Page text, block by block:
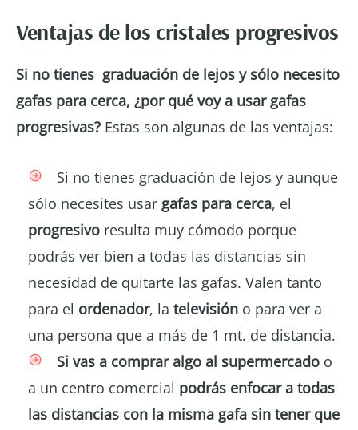
Ventajas de los cristales progresivos
Si no tienes graduación de lejos y sólo necesito
gafas para cerca, ¿por qué voy a usar gafas
progresivas? Estas son algunas de las ventajas:
Si no tienes graduación de lejos y aunque
sólo necesites usar gafas para cerca, el
progresivo resulta muy cómodo porque
podrás ver bien a todas las distancias sin
necesidad de quitarte las gafas. Valen tanto
para el ordenador, la televisión o para ver a
una persona que a más de 1 mt. de distancia.
Si vas a comprar algo al supermercado o
a un centro comercial podrás enfocar a todas
las distancias con la misma gafa sin tener que